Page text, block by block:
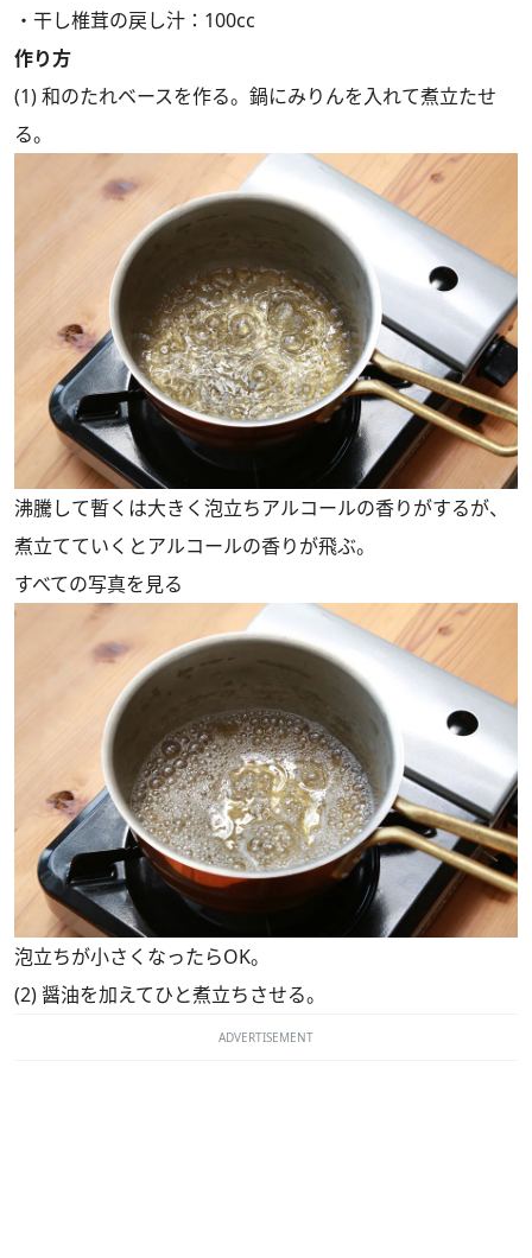
・干し椎茸の戻し汁：100cc
作り方
(1) 和のたれベースを作る。鍋にみりんを入れて煮立たせ
る。
沸騰して暫くは大きく泡立ちアルコールの香りがするが、
煮立てていくとアルコールの香りが飛ぶ。
すべての写真を見る
泡立ちが小さくなったらOK。
(2) 醤油を加えてひと煮立ちさせる。
ADVERTISEMENT